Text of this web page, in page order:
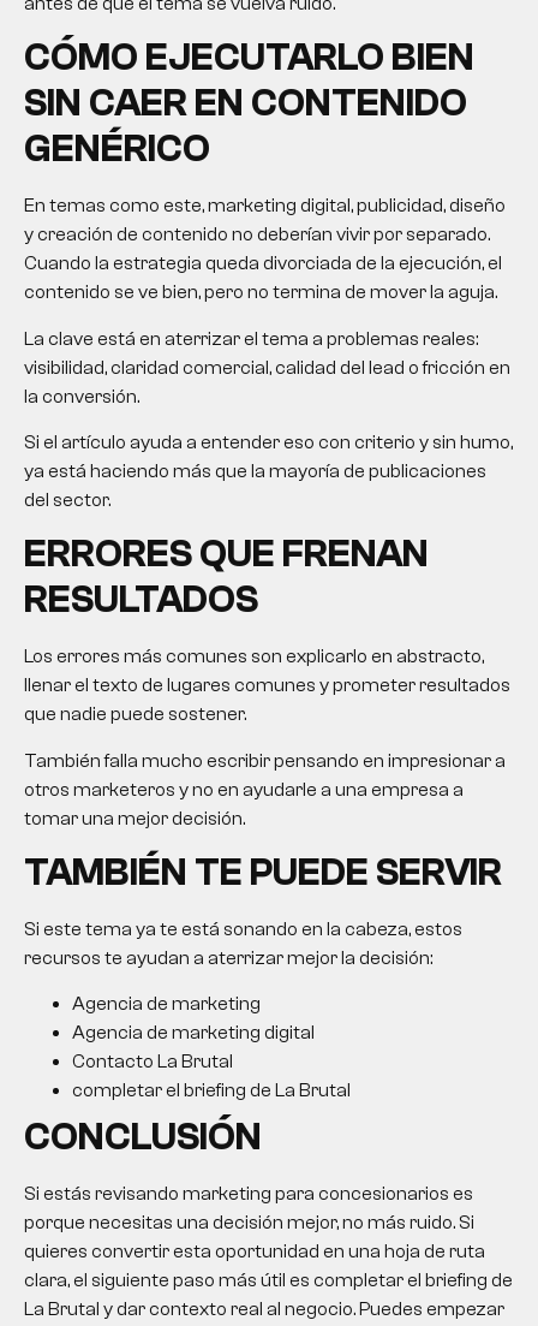
CÓMO EJECUTARLO BIEN
SIN CAER EN CONTENIDO
GENÉRICO
En temas como este, marketing digital, publicidad, diseño
y creación de contenido no deberían vivir por separado.
Cuando la estrategia queda divorciada de la ejecución, el
contenido se ve bien, pero no termina de mover la aguja.
La clave está en aterrizar el tema a problemas reales:
visibilidad, claridad comercial, calidad del lead o fricción en
la conversión.
Si el artículo ayuda a entender eso con criterio y sin humo,
ya está haciendo más que la mayoría de publicaciones
del sector.
ERRORES QUE FRENAN
RESULTADOS
Los errores más comunes son explicarlo en abstracto,
llenar el texto de lugares comunes y prometer resultados
que nadie puede sostener.
También falla mucho escribir pensando en impresionar a
otros marketeros y no en ayudarle a una empresa a
tomar una mejor decisión.
TAMBIÉN TE PUEDE SERVIR
Si este tema ya te está sonando en la cabeza, estos
recursos te ayudan a aterrizar mejor la decisión:
Agencia de marketing
Agencia de marketing digital
Contacto La Brutal
completar el briefing de La Brutal
CONCLUSIÓN
Si estás revisando marketing para concesionarios es
porque necesitas una decisión mejor, no más ruido. Si
quieres convertir esta oportunidad en una hoja de ruta
clara, el siguiente paso más útil es completar el briefing de
La Brutal y dar contexto real al negocio. Puedes empezar